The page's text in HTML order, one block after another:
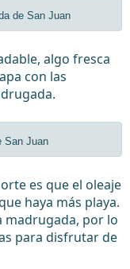
de San Juan
algo fresca
con las
San Juan
es que el oleaje
haya más playa.
madrugada, por lo
para disfrutar de